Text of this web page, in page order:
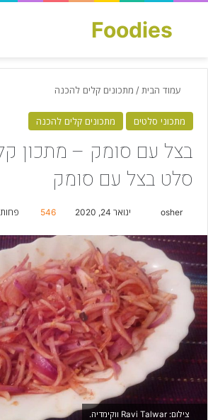
Foodies
חפש עבור
עמוד הבית / מתכונים קלים להכנה
מתכוני סלטים מתכונים קלים להכנה
בצל עם סומק – מתכון
סלט בצל עם סומק
osher
n
d
a
n
e
m
a
ינואר 24, 2020 546
צילום: Ravi Talwar ווקימדיה.